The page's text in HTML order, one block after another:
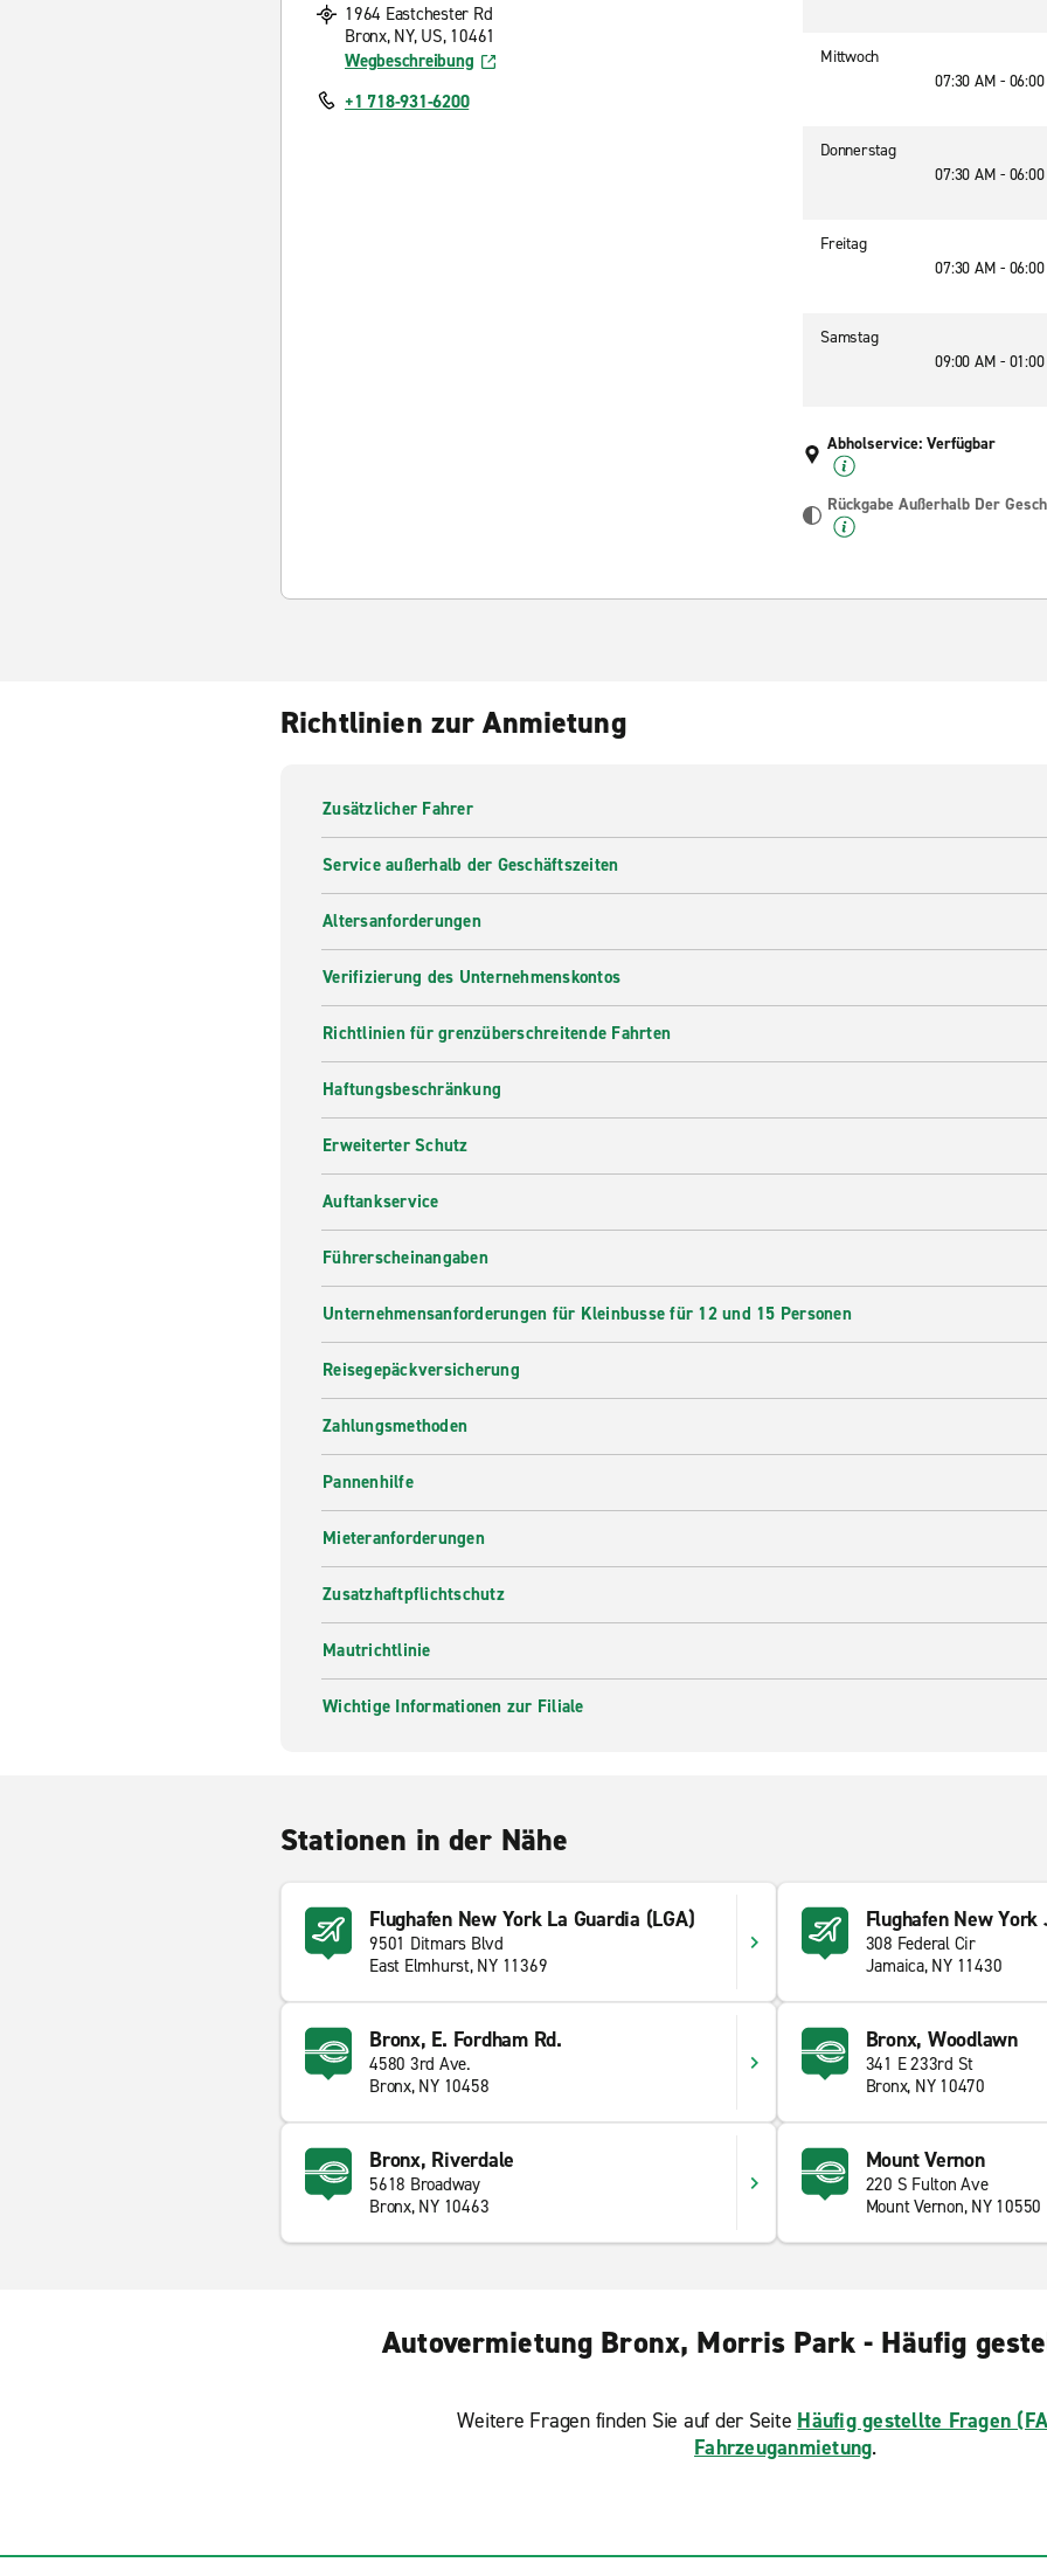
1964 Eastchester Rd
Bronx, NY, US, 10461
Wegbeschreibung
+1 718-931-6200
Mittwoch
07:30 AM -
Donnerstag
07:30 AM -
Freitag
07:30 AM -
Samstag
09:00 AM -
Abholservice: Verfügbar
Rückgabe Außerhalb Der
Richtlinien zur Anmietung
Zusätzlicher Fahrer
Service außerhalb der Geschäftszeiten
Altersanforderungen
Verifizierung des Unternehmenskontos
Richtlinien für grenzüberschreitende Fahrten
Haftungsbeschränkung
Erweiterter Schutz
Auftankservice
Führerscheinangaben
Unternehmensanforderungen für Kleinbusse für 12 und 15 Personen
Reisegepäckversicherung
Zahlungsmethoden
Pannenhilfe
Mieteranforderungen
Zusatzhaftpflichtschutz
Mautrichtlinie
Wichtige Informationen zur Filiale
Stationen in der Nähe
Flughafen New York La Guardia (LGA)
9501 Ditmars Blvd
East Elmhurst, NY 11369
Flughafen New York
308 Federal Cir
Jamaica, NY 11430
Bronx, E. Fordham Rd.
4580 3rd Ave.
Bronx, NY 10458
Bronx, Woodlawn
341 E 233rd St
Bronx, NY 10470
Bronx, Riverdale
5618 Broadway
Bronx, NY 10463
Mount Vernon
220 S Fulton Ave
Mount Vernon, NY 10550
Autovermietung Bronx, Morris Park - Häufig
Weitere Fragen finden Sie auf der Seite Häufig gestellte Fragen
Fahrzeuganmietung.